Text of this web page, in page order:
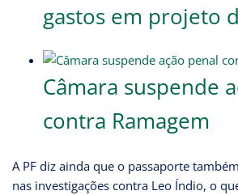
gastos em projeto
Câmara suspende
contra Ramagem
A PF diz ainda que o passaporte
nas investigações contra Leo Índio, o